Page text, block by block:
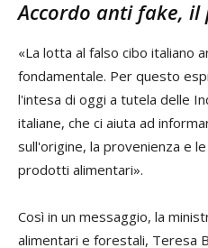
Accordo anti fake, il
«La lotta al falso cibo italiano
fondamentale. Per questo
l'intesa di oggi a tutela delle
italiane, che ci aiuta ad
sull'origine, la provenienza e
prodotti alimentari».
Così in un messaggio, la
alimentari e forestali, Teresa